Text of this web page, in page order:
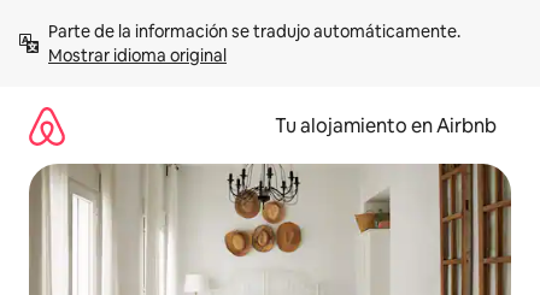
contenidoMostrar idioma original
Tu alojamiento en Airbnb